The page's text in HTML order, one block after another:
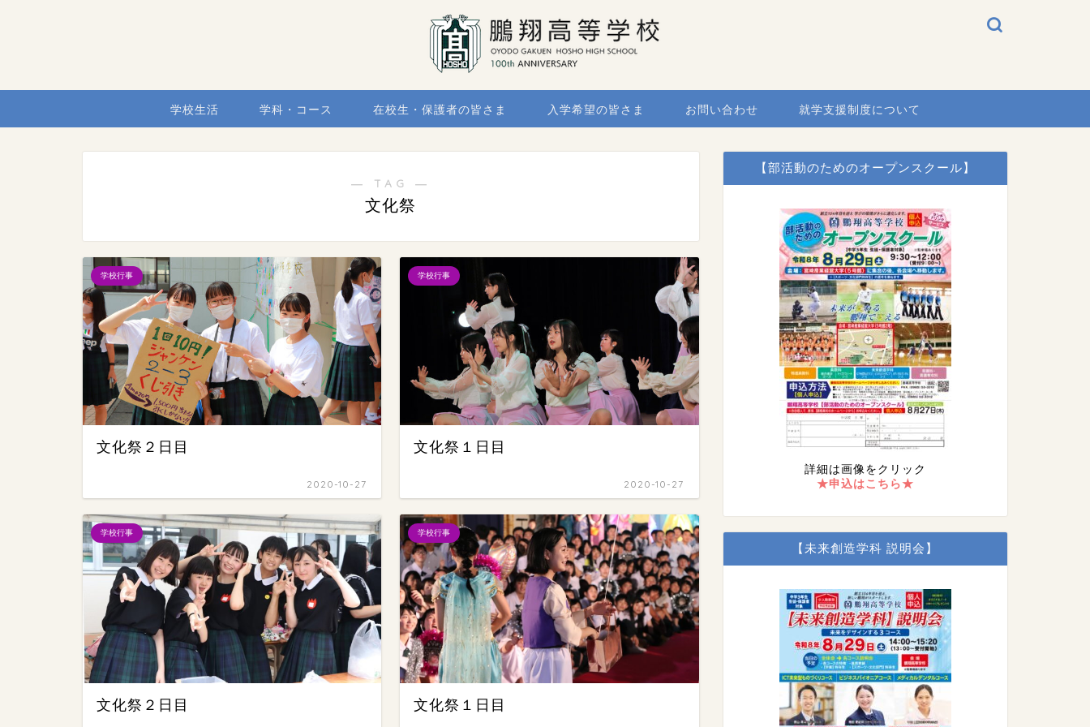
学校生活 学科・コース 在校生・保護者の皆さま 入学希望の皆さま お問い合わせ 就学支援制度について
― TAG ―
文化祭
学校行事
文化祭２日目
2020-10-27
学校行事
文化祭１日目
2020-10-27
学校行事
文化祭２日目
学校行事
文化祭１日目
【部活動のためのオープンスクール】
詳細は画像をクリック
★申込はこちら★
【未来創造学科 説明会】